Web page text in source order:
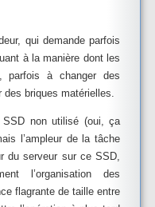
qui demande parfois
à la manière dont les
parfois à changer des
des briques matérielles.
non utilisé (oui, ça
l’ampleur de la tâche
du serveur sur ce SSD,
l’organisation des
flagrante de taille entre